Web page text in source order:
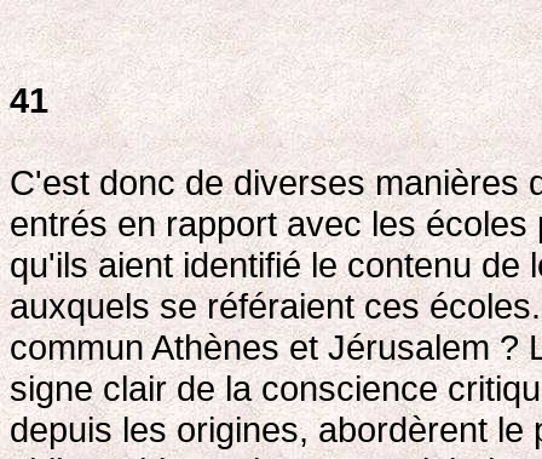
41
C'est donc de diverses manières
entrés en rapport avec les
qu'ils aient identifié le contenu
auxquels se référaient ces
commun Athènes et Jérusalem ?
signe clair de la conscience
depuis les origines, abordèrent